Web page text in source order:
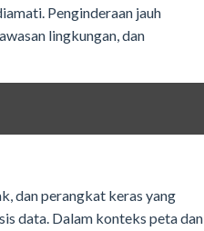
Penginderaan jauh
lingkungan, dan
dan perangkat keras yang
data. Dalam konteks peta dan